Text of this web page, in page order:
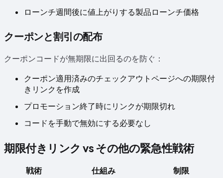
ローンチ週間後に値上がりする製品ローンチ価格
クーポンと割引の配布
クーポンコードが無期限に出回るのを防ぐ：
クーポン適用済みのチェックアウトページへの期限付
きリンクを作成
プロモーション終了時にリンクが期限切れ
コードを手動で無効にする必要なし
期限付きリンク vs その他の緊急性戦術
戦術 仕組み
制限